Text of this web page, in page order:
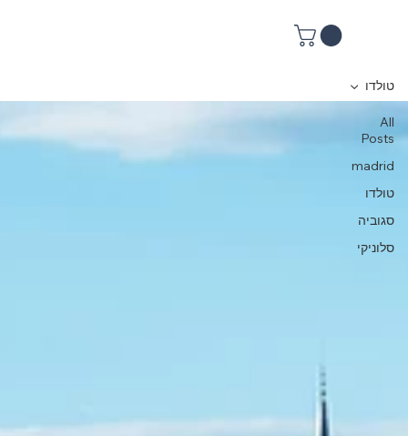
All
Posts
madrid
טולדו
סגוביה
סלוניקי
טולדו